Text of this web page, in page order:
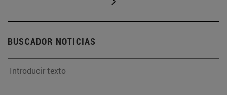
BUSCADOR NOTICIAS